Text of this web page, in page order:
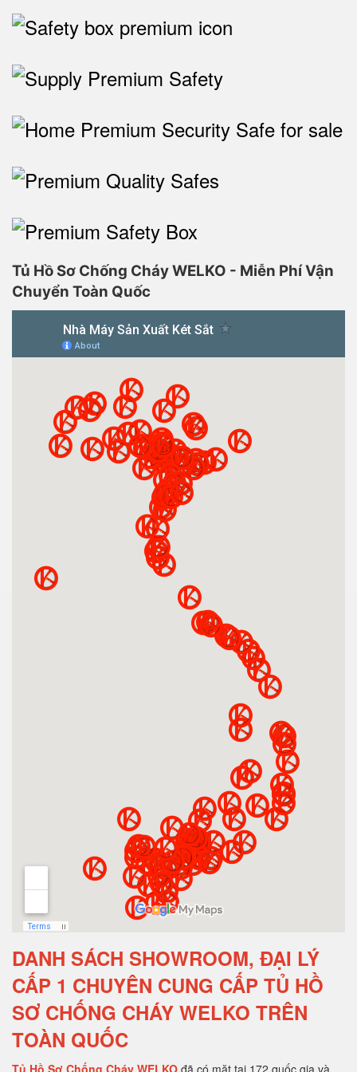
Tủ Hồ Sơ Chống Cháy WELKO - Miễn Phí Vận
Chuyển Toàn Quốc
DANH SÁCH SHOWROOM, ĐẠI LÝ
CẤP 1 CHUYÊN CUNG CẤP TỦ HỒ
SƠ CHỐNG CHÁY WELKO TRÊN
TOÀN QUỐC
Tủ Hồ Sơ Chống Cháy WELKO đã có mặt tại 172 quốc gia và